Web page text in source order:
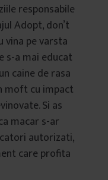
responsabile
Adopt, don’t
vina pe varsta
s-a mai educat
caine de rasa
moft cu impact
Si as
macar s-ar
autorizati,
care profita